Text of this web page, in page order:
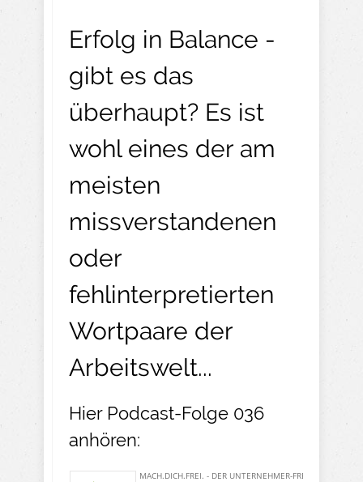
Erfolg in Balance -
gibt es das
überhaupt? Es ist
wohl eines der am
meisten
missverstandenen
oder
fehlinterpretierten
Wortpaare der
Arbeitswelt...
Hier Podcast-Folge 036
anhören: